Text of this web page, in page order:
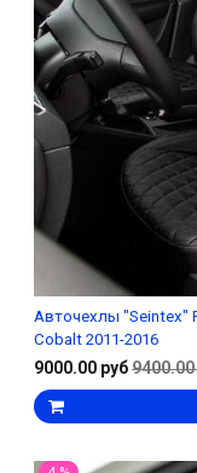
Авточехлы "Seintex"
Cobalt 2011-2016
9000.00 руб9400.00